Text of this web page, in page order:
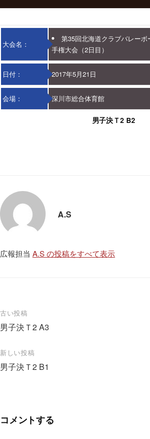
大会名：
第35回北海道クラブバレー
手権大会（2日目）
日付： 2017年5月21日
会場： 深川市総合体育館
男子決Ｔ2 B2
A.S
広報担当 A.S の投稿をすべて表示
投
稿
ナ
ビ
ゲ
ョ
古い投稿
男子決Ｔ2 A3
新しい投稿
男子決Ｔ2 B1
コメントする